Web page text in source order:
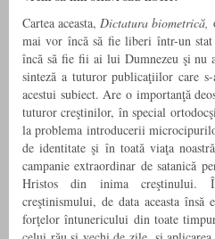
Cartea aceasta,Dictatura biometrică,
mai vor încă să fie liberi într-un
încă să fie fii ai lui Dumnezeu şi nu
sinteză a tuturor publicaţiilor care
acestui subiect. Are o importanţă
tuturor creştinilor, în special
la problema introducerii
de identitate şi în toată viaţa
campanie extraordinar de satanică
Hristos din inima creştinului.
creştinismului, de data aceasta însă
forţelor întunericului din toate